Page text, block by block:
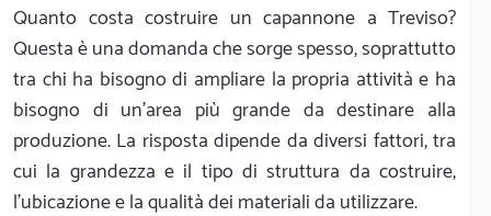
Quanto costa costruire un capannone a Treviso?
Questa è una domanda che sorge spesso, soprattutto
tra chi ha bisogno di ampliare la propria attività e ha
bisogno di un'area più grande da destinare alla
produzione. La risposta dipende da diversi fattori, tra
cui la grandezza e il tipo di struttura da costruire,
l'ubicazione e la qualità dei materiali da utilizzare.